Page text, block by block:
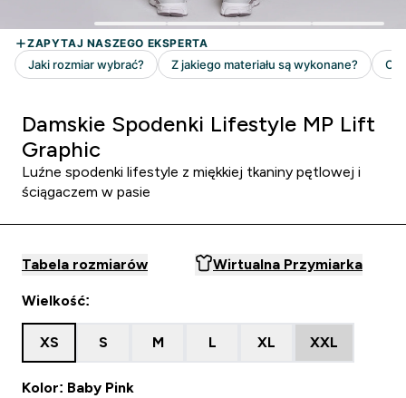
Damskie Spodenki Lifestyle MP Lift
Graphic
Luźne spodenki lifestyle z miękkiej tkaniny pętlowej i
ściągaczem w pasie
Tabela rozmiarów Wirtualna Przymiarka
Wielkość:
XS S M L XL XXL
Kolor: Baby Pink